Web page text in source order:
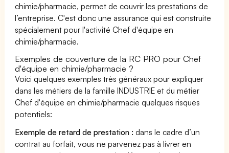
chimie/pharmacie, permet de couvrir les prestations de
l’entreprise. C'est donc une assurance qui est construite
spécialement pour l'activité Chef d'équipe en
chimie/pharmacie.
Exemples de couverture de la RC PRO pour Chef
d'équipe en chimie/pharmacie ?
Voici quelques exemples très généraux pour expliquer
dans les métiers de la famille INDUSTRIE et du métier
Chef d'équipe en chimie/pharmacie quelques risques
potentiels:
Exemple de retard de prestation : dans le cadre d’un
contrat au forfait, vous ne parvenez pas à livrer en